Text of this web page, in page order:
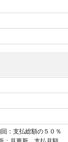
：支払総額の５０％